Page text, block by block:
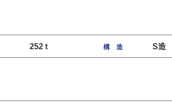
252 t 構 造 S造